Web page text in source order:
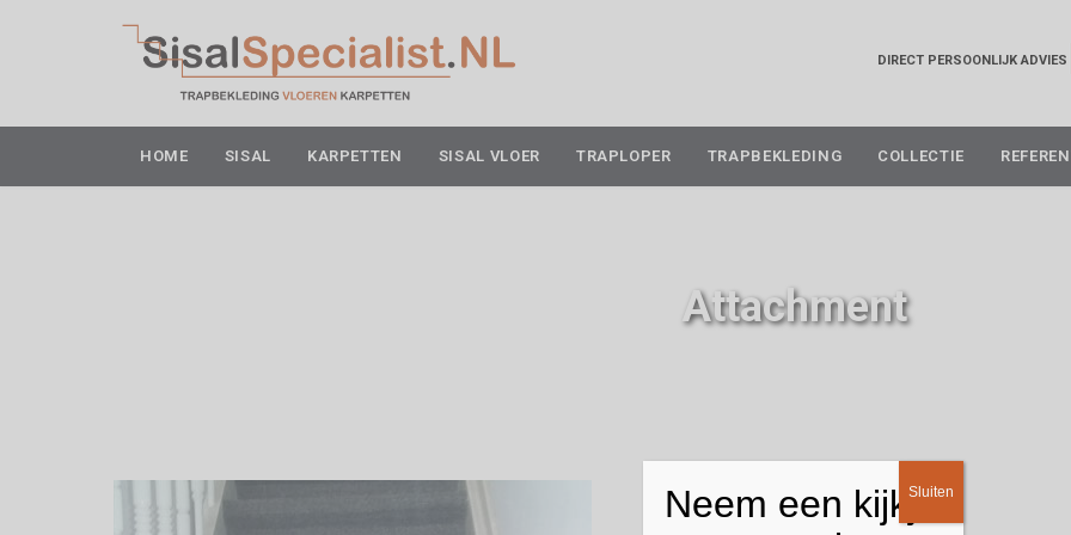
DIRECT PERSOONLIJK ADVIES
to
content
HOME SISAL KARPETTEN SISAL VLOER TRAPLOPER TRAPBEKLEDING COLLECTIE
Attachment
Neem een kijkje
Sluiten